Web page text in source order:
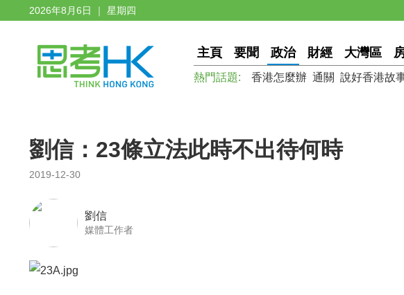
2026年8月6日 ｜ 星期四
主頁 要聞 政治 財經 大灣區
熱門話題: 香港怎麼辦 通關 說好香港故
劉信：23條立法此時不出待何時
2019-12-30
劉信
媒體工作者